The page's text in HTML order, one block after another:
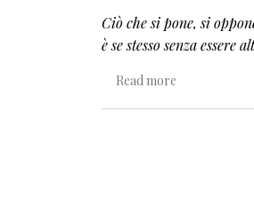
Ciò che si pone, si
è se stesso senza essere
Read more